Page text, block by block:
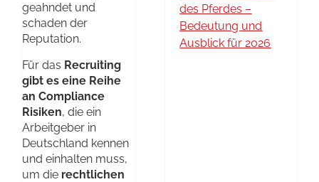
geahndet und
schaden der
Reputation.
Für das Recruiting
gibt es eine Reihe
an Compliance
Risiken, die ein
Arbeitgeber in
Deutschland kennen
und einhalten muss,
um die rechtlichen
des Pferdes –
Bedeutung und
Ausblick für 2026